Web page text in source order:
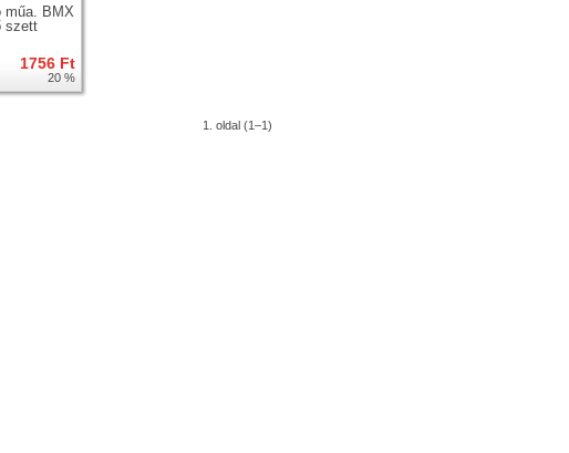
műa. BMX
szett
1756 Ft
20 %
1. oldal (1–1)